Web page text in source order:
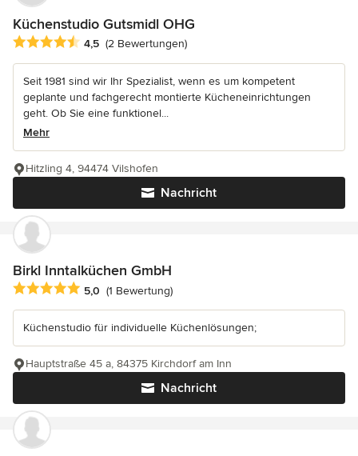
Küchenstudio Gutsmidl OHG
Durchschnittliche Bewertung: 4.5 von 5 Sternen
4,5 (2 Bewertungen)
Seit 1981 sind wir Ihr Spezialist, wenn es um kompetent
geplante und fachgerecht montierte Kücheneinrichtungen
geht. Ob Sie eine funktionel...
Mehr
Nachricht
Hitzling 4, 94474 Vilshofen
Birkl Inntalküchen GmbH
Durchschnittliche Bewertung: 5 von 5 Sternen
5,0 (1 Bewertung)
Küchenstudio für individuelle Küchenlösungen;
Nachricht
Hauptstraße 45 a, 84375 Kirchdorf am Inn